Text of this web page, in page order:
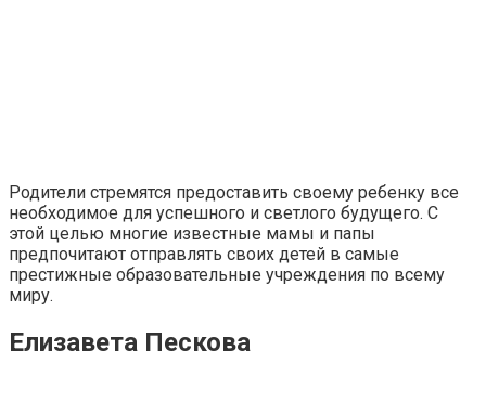
Родители стремятся предоставить своему ребенку все
необходимое для успешного и светлого будущего. С
этой целью многие известные мамы и папы
предпочитают отправлять своих детей в самые
престижные образовательные учреждения по всему
миру.
Елизавета Пескова